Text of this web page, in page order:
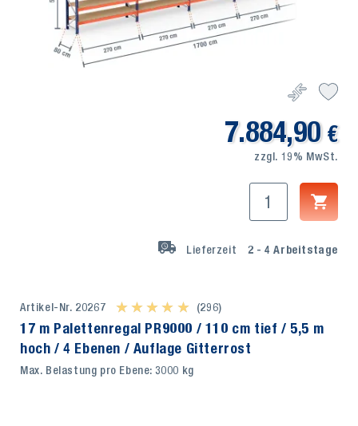
7.884,90 €
zzgl. 19% MwSt.
Lieferzeit 2 - 4 Arbeitstage
Artikel-Nr. 20267 ★ ★ ★ ★ ★
★ ★ ★ ★ ★ (296)
17 m Palettenregal PR9000 / 110 cm tief / 5,5 m
hoch / 4 Ebenen / Auflage Gitterrost
Max. Belastung pro Ebene: 3000 kg